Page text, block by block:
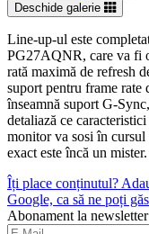
Deschide galerie
Line-up-ul este
PG27AQNR, care va fi
rată maximă de refresh
suport pentru frame rate
înseamnă suport G-
detaliază ce
monitor va sosi în cursul
exact este încă un mister.
Îți place conținutul?
Google, ca să ne poți
Abonament la newsletter